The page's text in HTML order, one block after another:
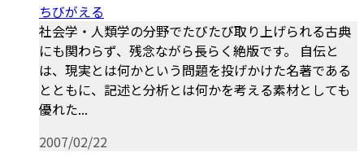
ちびがえる
社会学・人類学の分野でたびたび取り上げられる古典
にも関わらず、残念ながら長らく絶版です。 自伝と
は、現実とは何かという問題を投げかけた名著である
とともに、記述と分析とは何かを考える素材としても
優れた...
2007/02/22